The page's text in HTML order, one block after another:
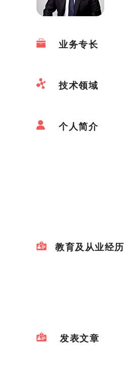
业务专长
技术领域
个人简介
教育及从业经历
发表文章